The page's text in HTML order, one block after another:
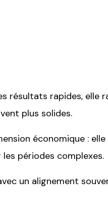
résultats rapides, elle
plus solides.
économique :
périodes complexes.
un alignement